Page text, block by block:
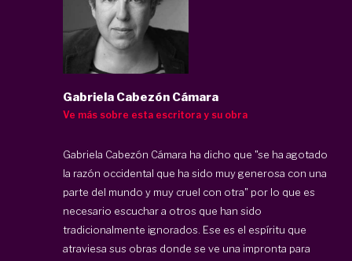
Gabriela Cabezón Cámara
Ve más sobre esta escritora y su obra
Gabriela Cabezón Cámara ha dicho que "se ha agotado
la razón occidental que ha sido muy generosa con una
parte del mundo y muy cruel con otra" por lo que es
necesario escuchar a otros que han sido
tradicionalmente ignorados. Ese es el espíritu que
atraviesa sus obras donde se ve una impronta para